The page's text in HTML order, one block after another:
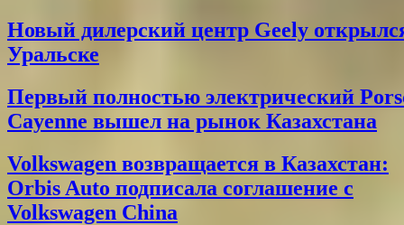
Новый дилерский центр Geely
Уральске
Первый полностью электрический
Cayenne вышел на рынок Казахстана
Volkswagen возвращается в Казахстан:
Orbis Auto подписала соглашение с
Volkswagen China